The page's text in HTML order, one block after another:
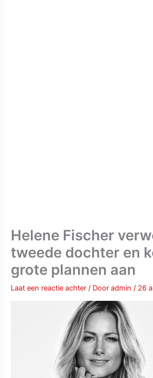
Helene Fischer
tweede dochter en
grote plannen aan
Laat een reactie achter / Dooradmin/ 26